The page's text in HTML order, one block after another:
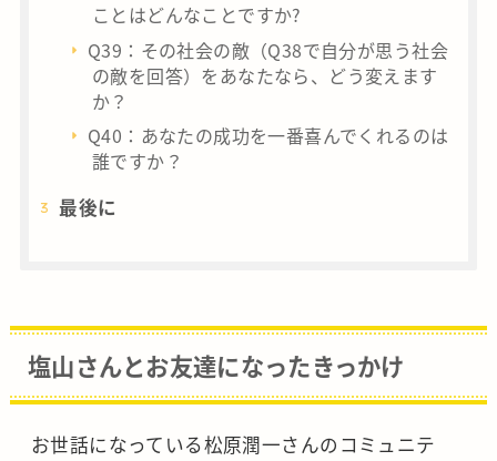
ことはどんなことですか?
Q39：その社会の敵（Q38で自分が思う社会
の敵を回答）をあなたなら、どう変えます
か？
Q40：あなたの成功を一番喜んでくれるのは
誰ですか？
最後に
塩山さんとお友達になったきっかけ
お世話になっている松原潤一さんのコミュニテ